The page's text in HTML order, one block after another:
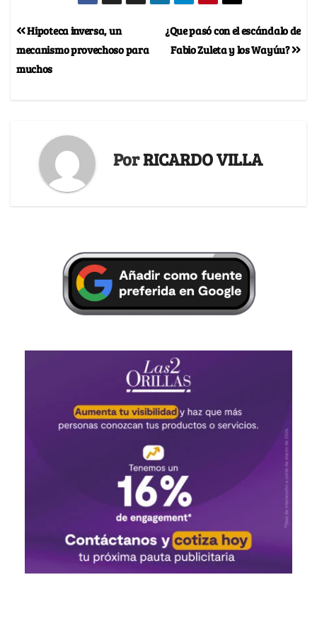
¿Que pasó con el escándalo de
Fabio Zuleta y los Wayúu?
Hipoteca inversa, un
mecanismo provechoso para
muchos
PorRICARDO VILLA